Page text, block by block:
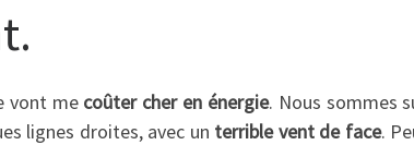
vont me coûter cher en énergie. Nous sommes
lignes droites, avec un terrible vent de face.